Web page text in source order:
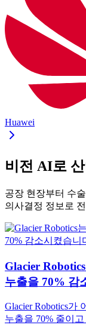
Huawei
비전 AI로
공장 현장부터 수
의사결정 정보로
Glacier
누출을 70% 감
Glacier Robotics가
누출을 70% 줄이